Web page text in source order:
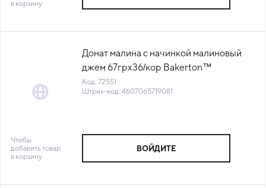
в корзину
Донат малина с начинкой малиновый
джем 67грх36/кор Bakerton™
Хлебпром (КОР) (60131) (КОД 72551)
(-18°С)
Код: 72551
Штрих-код: 4607065719081
Чтобы
добавить товар
в корзину
ВОЙДИТЕ